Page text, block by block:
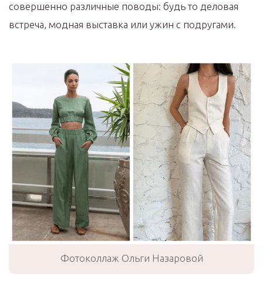
совершенно различные поводы: будь то деловая
встреча, модная выставка или ужин с подругами.
Фотоколлаж Ольги Назаровой